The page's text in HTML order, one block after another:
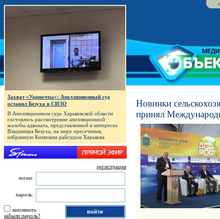
Новинки
принял
Захват «Укрпочты»: Апелляционный суд
оставил Безуха в СИЗО
В Апелляционном суде Харьковской области
состоялось рассмотрение апелляционной
жалобы адвоката, представленной в интересах
Владимира Безуха, на меру пресечения,
избранную Киевским райсудом Харькова
регистрация
логин:
пароль:
запомнить
забыли пароль?